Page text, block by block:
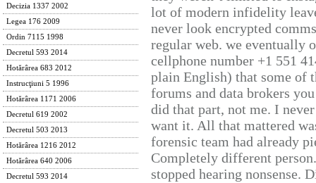
Decizia 1337 2002
Legea 176 2009
Ordin 7115 1998
Decretul 593 2014
Hotărârea 683 2012
Instrucţiuni 5 1996
Hotărârea 1171 2006
Decretul 619 2002
Decretul 503 2013
Hotărârea 1216 2012
Hotărârea 640 2006
Decretul 593 2014
lot of modern infidelity
never look encrypted
regular web. we eventually
cellphone number +1 551
plain English) that some of
forums and data brokers
did that part, not me. I
want it. All that mattered
forensic team had already
Completely different
stopped hearing nonsense.